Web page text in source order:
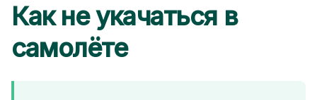
Как не укачаться в
самолёте